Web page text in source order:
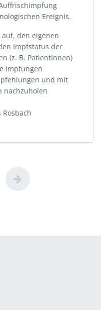
Ereignis.
auf, den eigenen
Impfstatus der
(z. B. PatientInnen)
Impfungen
und mit
nachzuholen